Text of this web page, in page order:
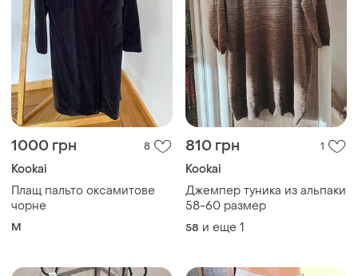
1000 грн 8
Kookai
Плащ пальто оксамитове
чорне
M
810 грн 1
Kookai
Джемпер туника из альпаки
58-60 размер
58 и еще 1